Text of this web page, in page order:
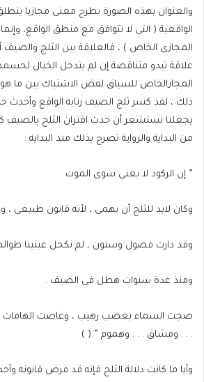
والعنوان بهذه الصورة يطرح معنى مجازيا
الواقعية ( التى لا تتوافق مع منطق الواقع،
المجازى الخاص ) ، فالعلاقة بين الثلج والصيف
علاقة تبدو متناقضة إن لم يتدخل الخيال
المجازالخاص للسياق لفض الاشتباك بين ما
ذلك ، لقد كسر ثلج الصيف رتابة الواقع وأحدث
يجعلنا نستشعر أن حدث اقتران الثلج بالصيف
من البداية والرواية تصرح بذلك منذ البداية :
” إن الركود لا يعنى سوى الموت .
وكان لابد للثلج أن يهمى ، لأنه قانون طبيعى ،
وقد دارت فصول وسنون ، لم نكحل عينينا
ومنذ عدة سنوات هطل فى الصيف .
ضجت السماء بغضب رهيب ، وغاصت الهامات
. . . ومشاق . . . وهموم ” ( )
وأيا ما كانت دلالة الثلج فإنه قد فرض قانونه